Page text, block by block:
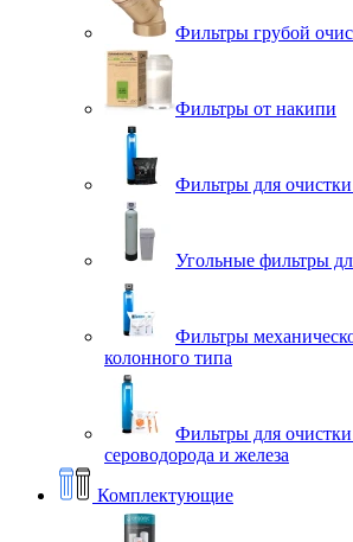
Фильтры грубой
Фильтры от накипи
Фильтры для
Угольные фильтры
Фильтры
колонного типа
Фильтры для
сероводорода и железа
Комплектующие